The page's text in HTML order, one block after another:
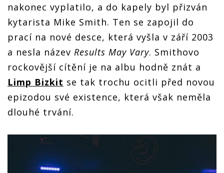
nakonec vyplatilo, a do kapely byl přizván
kytarista Mike Smith. Ten se zapojil do
prací na nové desce, která vyšla v září 2003
a nesla název Results May Vary. Smithovo
rockovější cítění je na albu hodně znát a
Limp Bizkit se tak trochu ocitli před novou
epizodou své existence, která však neměla
dlouhé trvání.